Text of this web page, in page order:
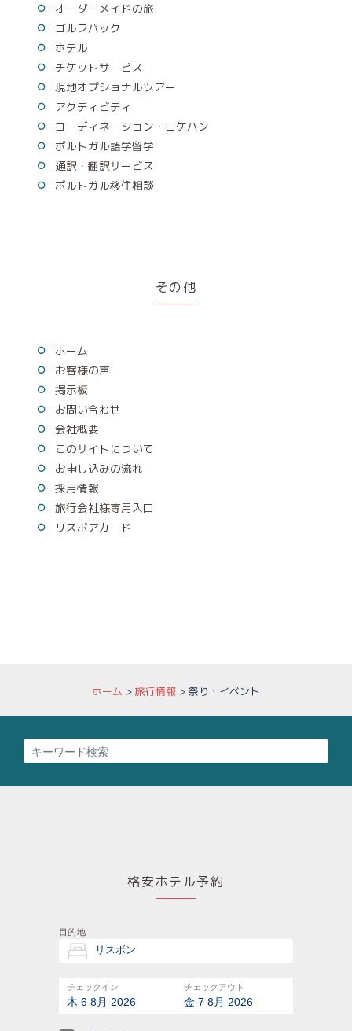
オーダーメイドの旅
ゴルフパック
ホテル
チケットサービス
現地オプショナルツアー
アクティビティ
コーディネーション・ロケハン
ポルトガル語学留学
通訳・翻訳サービス
ポルトガル移住相談
その他
ホーム
お客様の声
掲示板
お問い合わせ
会社概要
このサイトについて
お申し込みの流れ
採用情報
旅行会社様専用入口
リスボアカード
ホーム > 旅行情報 > 祭り・イベント
格安ホテル予約
目的地
チェックイン
木 6 8月 2026
チェックアウト
金 7 8月 2026